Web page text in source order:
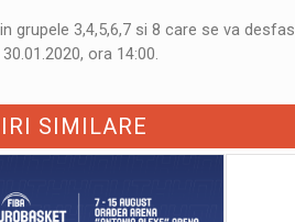
grupele 3,4,5,6,7 si 8 care se va
ora 14:00.
SIMILARE